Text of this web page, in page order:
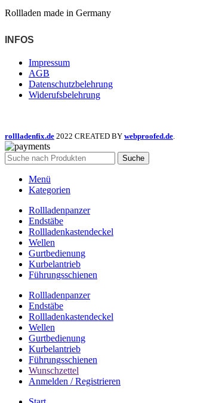
Rollladen made in Germany
INFOS
Impressum
AGB
Datenschutzbelehrung
Widerufsbelehrung
rollladenfix.de 2022 CREATED BY webproofed.de
Suche
Menü
Kategorien
Rollladenpanzer
Endstäbe
Rollladenkastendeckel
Wellen
Gurtbedienung
Kurbelantrieb
Führungsschienen
Rollladenpanzer
Endstäbe
Rollladenkastendeckel
Wellen
Gurtbedienung
Kurbelantrieb
Führungsschienen
Wunschzettel
Anmelden / Registrieren